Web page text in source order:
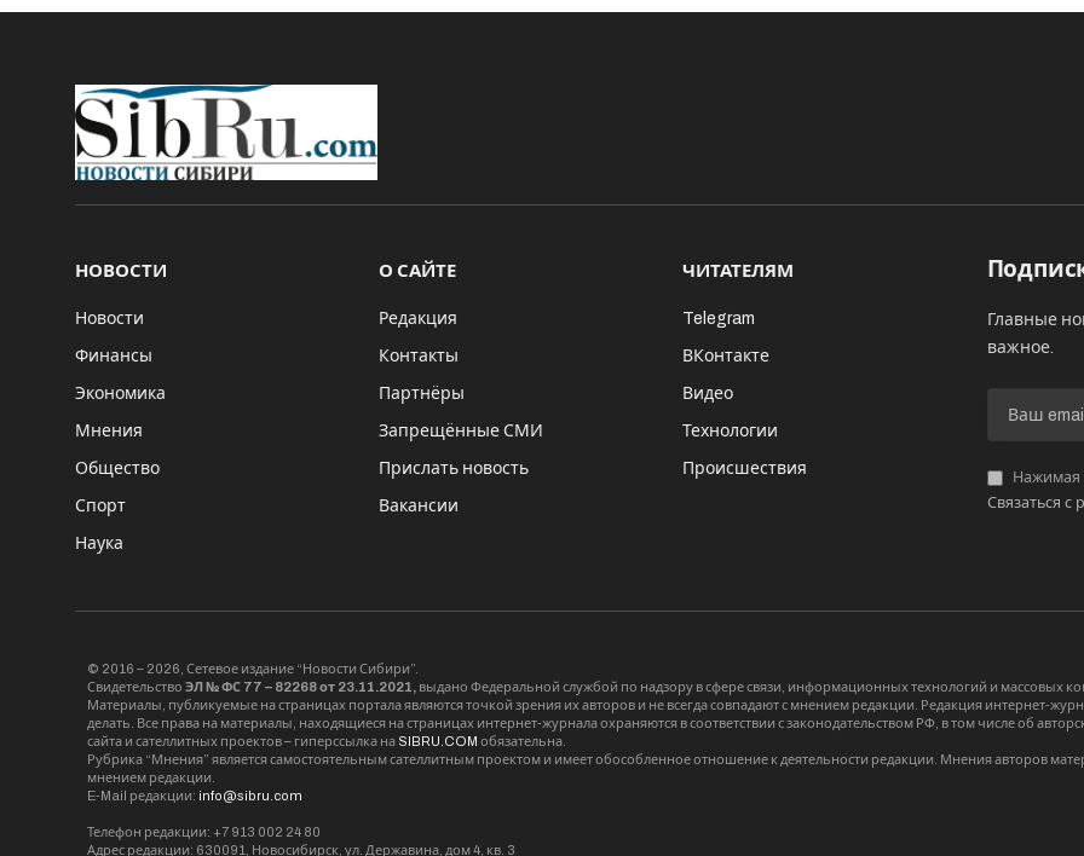
НОВОСТИ
Новости
Финансы
Экономика
Мнения
Общество
Спорт
Наука
О САЙТЕ
Редакция
Контакты
Партнёры
Запрещённые СМИ
Прислать новость
Вакансии
ЧИТАТЕЛЯМ
Telegram
ВКонтакте
Видео
Технологии
Происшествия
Главные
важное.
Нажимая
Связаться с
© 2016 – 2026, Сетевое издание “Новости Сибири”.
Свидетельство ЭЛ № ФС 77 – 82268 от 23.11.2021, выдано Федеральной службой по надзору в сфере связи, информационных технологий и массовых
Материалы, публикуемые на страницах портала являются точкой зрения их авторов и не всегда совпадают с мнением редакции. Редакция интернет-
делать. Все права на материалы, находящиеся на страницах интернет-журнала охраняются в соответствии с законодательством РФ, в том числе об
сайта и сателлитных проектов – гиперссылка на SIBRU.COM обязательна.
Рубрика “Мнения” является самостоятельным сателлитным проектом и имеет обособленное отношение к деятельности редакции. Мнения авторов
мнением редакции.
E-Mail редакции: info@sibru.com
Телефон редакции: +7 913 002 24 80
Адрес редакции: 630091, Новосибирск, ул. Державина, дом 4, кв. 3